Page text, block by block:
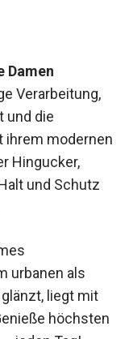
Damen
Verarbeitung,
und die
ihrem
ein echter
nötigen Halt
Aktivitäten.
urbanen als